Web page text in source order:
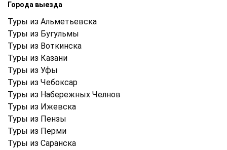
Города выезда
Туры из Альметьевска
Туры из Бугульмы
Туры из Воткинска
Туры из Казани
Туры из Уфы
Туры из Чебоксар
Туры из Набережных Челнов
Туры из Ижевска
Туры из Пензы
Туры из Перми
Туры из Саранска